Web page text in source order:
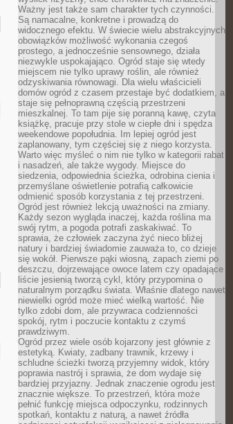
Ważny jest także sam charakter tych czynności.
Są namacalne, konkretne i prowadzą do
widocznego efektu. W świecie wielu abstrakcyjnych
obowiązków możliwość wykonania czegoś
prostego, a jednocześnie sensownego, działa
niezwykle uspokajająco. Ogród staje się wtedy
miejscem nie tylko uprawy roślin, ale również
odzyskiwania równowagi. Dla wielu właścicieli
domów ogród z czasem przestaje być dodatkiem, a
staje się pełnoprawną częścią przestrzeni
mieszkalnej. To tam pije się poranną kawę, czyta
książkę, pracuje przy stole w ciepłe dni i spędza
weekendowe popołudnia. Im lepiej ogród jest
zaplanowany, tym częściej się z niego korzysta.
Warto więc myśleć o nim nie tylko w kategorii rabat
i nasadzeń, ale także wygody. Miejsce do
siedzenia, odpowiednia ścieżka, odrobina cienia i
przemyślane oświetlenie potrafią całkowicie
odmienić sposób korzystania z tej przestrzeni.
Ogród jest również lekcją uważności na zmiany.
Każdy sezon wygląda inaczej, każda roślina ma
swój rytm, a pogoda potrafi zaskakiwać. To
sprawia, że człowiek zaczyna żyć nieco bliżej
natury i bardziej świadomie zauważa to, co dzieje
się wokół. Pierwsze pąki wiosną, zapach ziemi po
deszczu, dojrzewające owoce latem czy opadające
liście jesienią tworzą cykl, który przypomina o
naturalnym porządku świata. Właśnie dlatego nawet
niewielki ogród może mieć wielką wartość. Nie
tylko zdobi dom, ale przywraca codzienności
spokój, rytm i poczucie kontaktu z czymś
prawdziwym.
Ogród przez wiele osób kojarzony jest głównie z
estetyką. Kwiaty, zadbany trawnik, krzewy i
schludne ścieżki tworzą przyjemny widok, który
poprawia nastrój i sprawia, że dom wydaje się
bardziej przyjazny. Jednak znaczenie ogrodu jest
znacznie większe. To przestrzeń, która może
pełnić funkcję miejsca odpoczynku, rodzinnych
spotkań, kontaktu z naturą, a nawet źródła